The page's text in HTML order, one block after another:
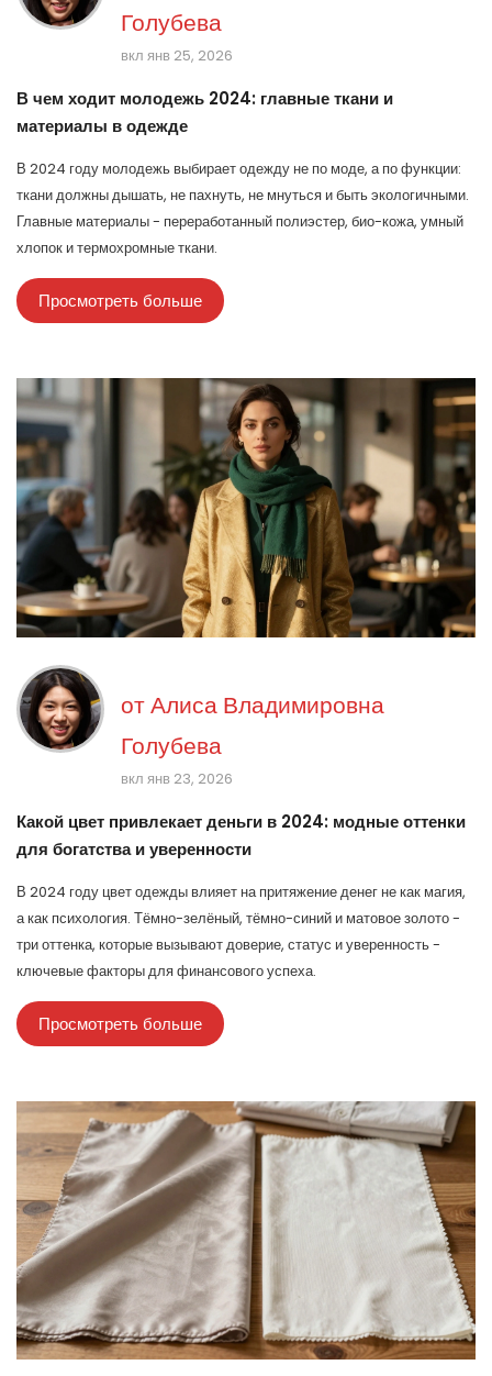
Голубева
вкл янв 25, 2026
В чем ходит молодежь 2024: главные ткани и
материалы в одежде
В 2024 году молодежь выбирает одежду не по моде, а по функции:
ткани должны дышать, не пахнуть, не мнуться и быть экологичными.
Главные материалы - переработанный полиэстер, био-кожа, умный
хлопок и термохромные ткани.
Просмотреть больше
отАлиса Владимировна
Голубева
вкл янв 23, 2026
Какой цвет привлекает деньги в 2024: модные оттенки
для богатства и уверенности
В 2024 году цвет одежды влияет на притяжение денег не как магия,
а как психология. Тёмно-зелёный, тёмно-синий и матовое золото -
три оттенка, которые вызывают доверие, статус и уверенность -
ключевые факторы для финансового успеха.
Просмотреть больше